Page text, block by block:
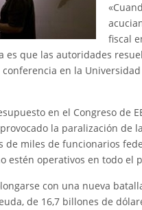
fiscal
es que las autoridades
en la
en el Congreso de
la paralización de
de miles de funcionarios
estén operativos en todo el
con una nueva
de 16,7 billones de